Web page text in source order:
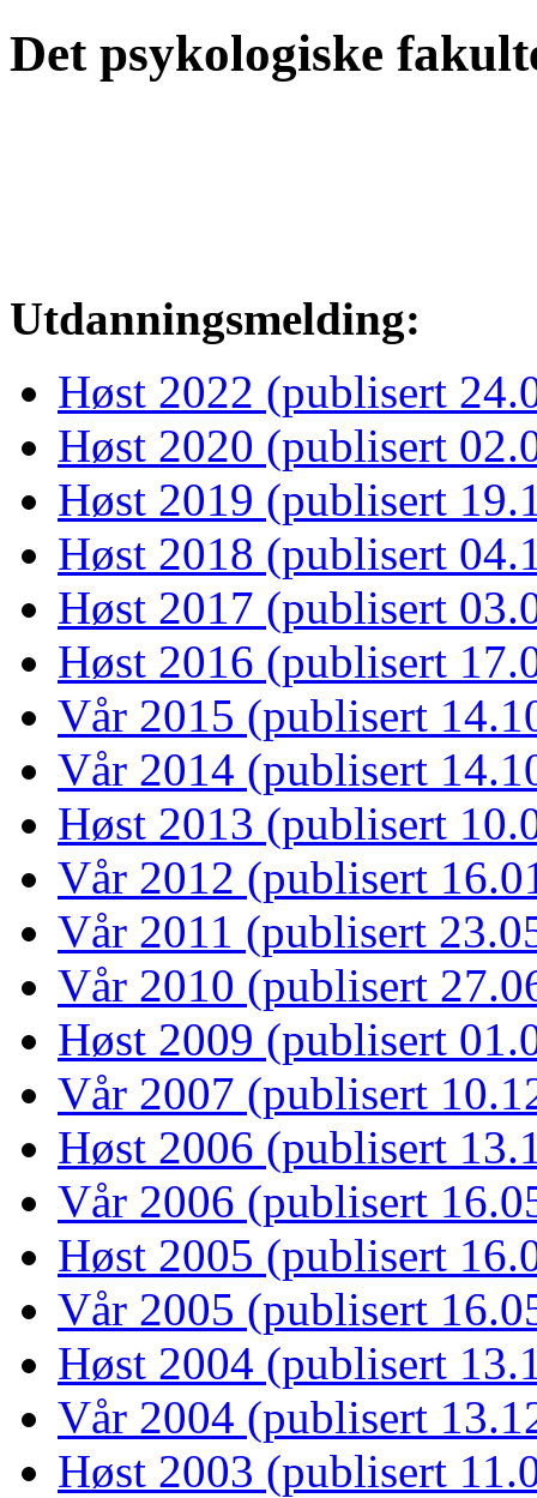
Det psykologiske
Utdanningsmelding:
Høst 2022 (publisert
Høst 2020 (publisert
Høst 2019 (publisert
Høst 2018 (publisert
Høst 2017 (publisert
Høst 2016 (publisert
Vår 2015 (publisert
Vår 2014 (publisert
Høst 2013 (publisert
Vår 2012 (publisert
Vår 2011 (publisert
Vår 2010 (publisert
Høst 2009 (publisert
Vår 2007 (publisert
Høst 2006 (publisert
Vår 2006 (publisert
Høst 2005 (publisert
Vår 2005 (publisert
Høst 2004 (publisert
Vår 2004 (publisert
Høst 2003 (publisert